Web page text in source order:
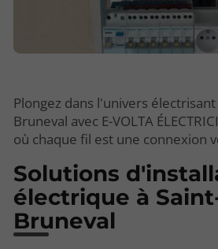
Plongez dans l'univers électrisant
Bruneval avec E-VOLTA
où chaque fil est une connexion
Solutions
électrique à
Bruneval